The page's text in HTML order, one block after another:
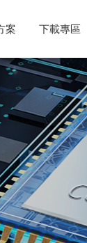
案 下載專區